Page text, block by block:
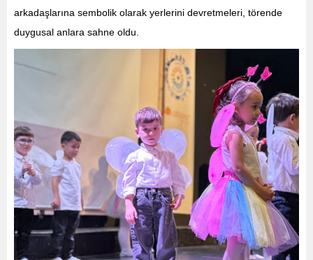
arkadaşlarına sembolik olarak yerlerini devretmeleri, törende
duygusal anlara sahne oldu.